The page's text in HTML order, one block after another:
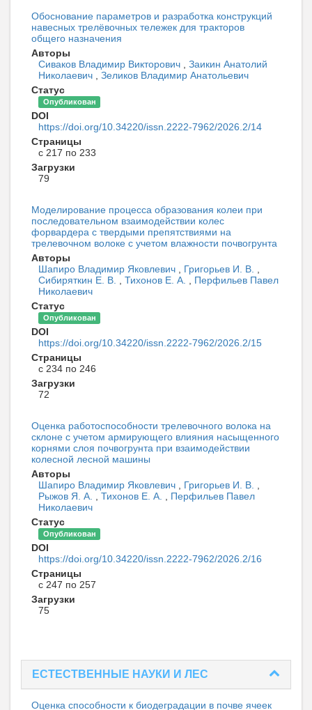
Обоснование параметров и разработка конструкций
навесных трелёвочных тележек для тракторов
общего назначения
Авторы
Сиваков Владимир Викторович
Заикин Анатолий
Николаевич
Зеликов Владимир Анатольевич
Статус
Опубликован
DOI
https://doi.org/10.34220/issn.2222-7962/2026.2/14
Страницы
с 217 по 233
Загрузки
79
Моделирование процесса образования колеи при
последовательном взаимодействии колес
форвардера с твердыми препятствиями на
трелевочном волоке с учетом влажности почвогрунта
Авторы
Шапиро Владимир Яковлевич
Григорьев И. В.
Сибиряткин Е. В.
Тихонов Е. А.
Перфильев Павел
Николаевич
Статус
Опубликован
DOI
https://doi.org/10.34220/issn.2222-7962/2026.2/15
Страницы
с 234 по 246
Загрузки
72
Оценка работоспособности трелевочного волока на
склоне с учетом армирующего влияния насыщенного
корнями слоя почвогрунта при взаимодействии
колесной лесной машины
Авторы
Шапиро Владимир Яковлевич
Григорьев И. В.
Рыжов Я. А.
Тихонов Е. А.
Перфильев Павел
Николаевич
Статус
Опубликован
DOI
https://doi.org/10.34220/issn.2222-7962/2026.2/16
Страницы
с 247 по 257
Загрузки
75
ЕСТЕСТВЕННЫЕ НАУКИ И ЛЕС
Оценка способности к биодеградации в почве ячеек